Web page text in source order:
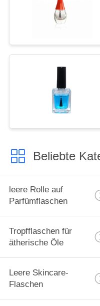
Beliebte
leere Rolle auf
Parfümflaschen
Tropfflaschen für
ätherische Öle
Leere Skincare-
Flaschen